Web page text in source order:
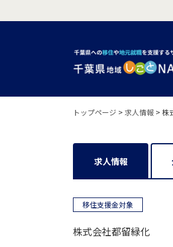
トップページ > 求人情報 > 株
求人情報
移住支援金対象
株式会社都留緑化